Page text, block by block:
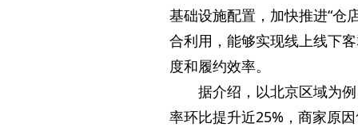
基础设施配置，加快推进“仓
合利用，能够实现线上线下
度和履约效率。
据介绍，以北京区域为
率环比提升近25%，商家原